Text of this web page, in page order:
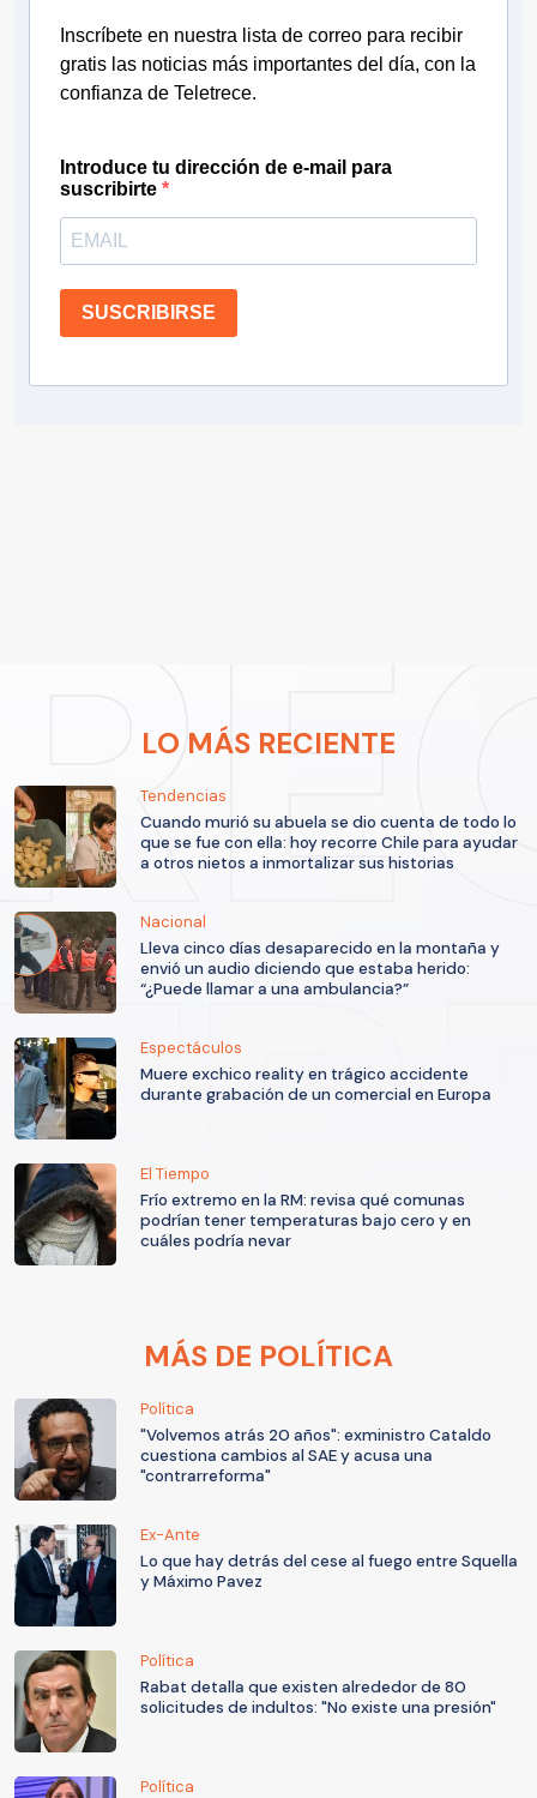
Inscríbete en nuestra lista de correo para recibir
gratis las noticias más importantes del día, con la
confianza de Teletrece.
Introduce tu dirección de e-mail para
suscribirte
SUSCRIBIRSE
LO MÁS RECIENTE
Tendencias
Cuando murió su abuela se dio cuenta de todo lo
que se fue con ella: hoy recorre Chile para ayudar
a otros nietos a inmortalizar sus historias
Nacional
Lleva cinco días desaparecido en la montaña y
envió un audio diciendo que estaba herido:
“¿Puede llamar a una ambulancia?”
Espectáculos
Muere exchico reality en trágico accidente
durante grabación de un comercial en Europa
El Tiempo
Frío extremo en la RM: revisa qué comunas
podrían tener temperaturas bajo cero y en
cuáles podría nevar
MÁS DE POLÍTICA
Política
"Volvemos atrás 20 años": exministro Cataldo
cuestiona cambios al SAE y acusa una
"contrarreforma"
Ex-Ante
Lo que hay detrás del cese al fuego entre Squella
y Máximo Pavez
Política
Rabat detalla que existen alrededor de 80
solicitudes de indultos: "No existe una presión"
Política